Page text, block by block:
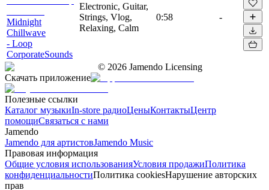
Midnight
Chillwave
- Loop
CorporateSounds
Electronic, Guitar,
Strings, Vlog,
Relaxing, Calm
0:58 -
© 2026 Jamendo Licensing
Скачать приложение
Полезные ссылки
Каталог музыкиIn-store радиоЦеныКонтактыЦентр
помощиСвязаться с нами
Jamendo
Jamendo для артистовJamendo Music
Правовая информация
Общие условия использованияУсловия продажиПолитика
конфиденциальностиПолитика cookiesНарушение авторских
прав